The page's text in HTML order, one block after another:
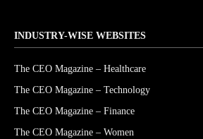
INDUSTRY-WISE WEBSITES
The CEO Magazine – Healthcare
The CEO Magazine – Technology
The CEO Magazine – Finance
The CEO Magazine – Women